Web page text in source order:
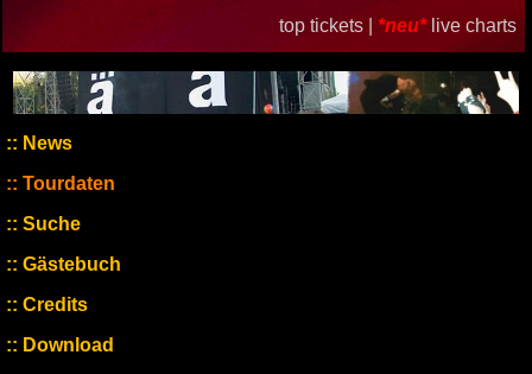
top tickets | *neu* live charts
News
Tourdaten
Suche
Gästebuch
Credits
Download